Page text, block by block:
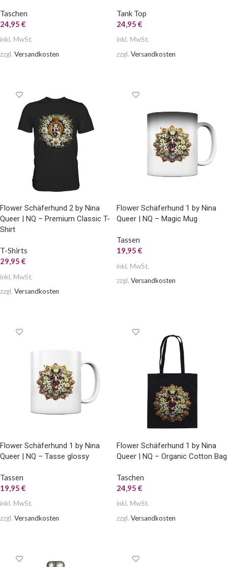
Taschen
24,95 €
inkl. MwSt.
zzgl. Versandkosten
Tank Top
24,95 €
inkl. MwSt.
zzgl. Versandkosten
Flower Schäferhund 2 by Nina
Queer | NQ – Premium Classic T-
Shirt
T-Shirts
29,95 €
inkl. MwSt.
zzgl. Versandkosten
Flower Schäferhund 1 by Nina
Queer | NQ – Magic Mug
Tassen
19,95 €
inkl. MwSt.
zzgl. Versandkosten
Flower Schäferhund 1 by Nina
Queer | NQ – Tasse glossy
Tassen
19,95 €
inkl. MwSt.
zzgl. Versandkosten
Flower Schäferhund 1 by Nina
Queer | NQ – Organic Cotton Bag
Taschen
24,95 €
inkl. MwSt.
zzgl. Versandkosten